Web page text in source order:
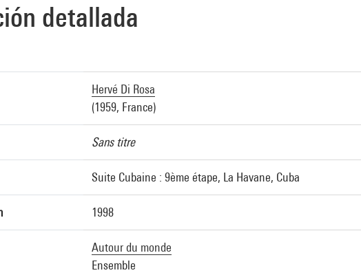
detallada
Hervé Di Rosa
(1959, France)
Sans titre
Suite Cubaine : 9ème étape, La Havane, Cuba
1998
Autour du monde
Ensemble